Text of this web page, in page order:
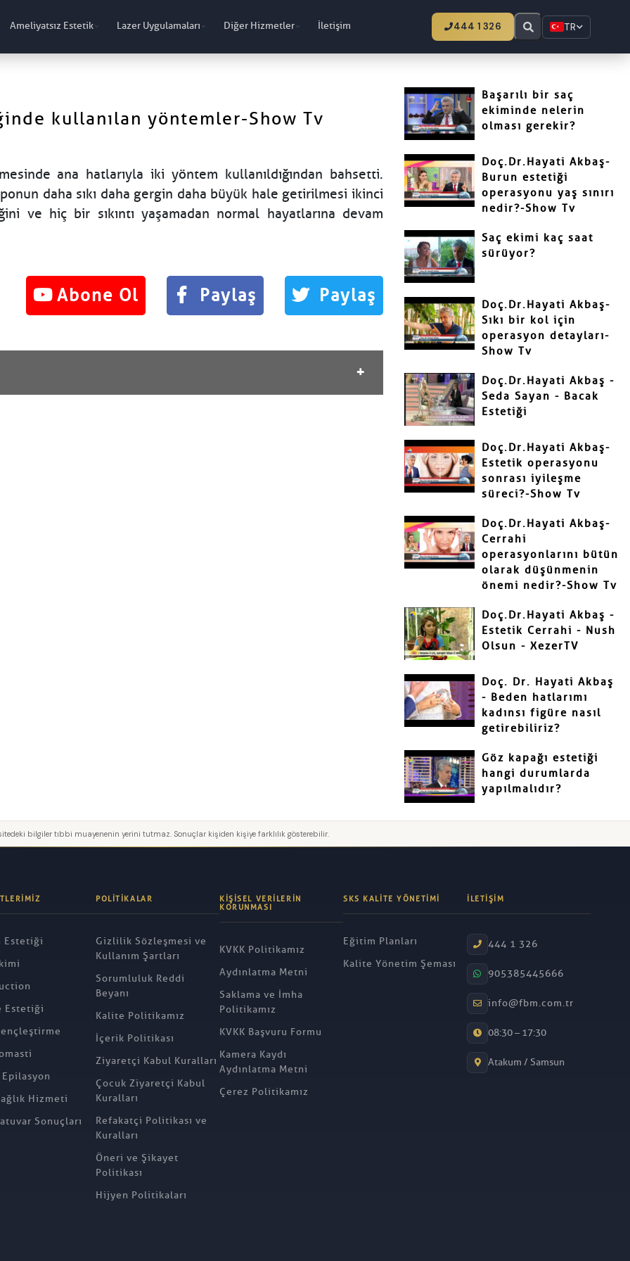
Ameliyatsız Estetik Lazer Uygulamaları Diğer Hizmetler İletişim 444 1 326 TR
kullanılan yöntemler-Show Tv
ana hatlarıyla iki yöntem kullanıldığından bahsetti.
daha sıkı daha gergin daha büyük hale getirilmesi ikinci
ve hiç bir sıkıntı yaşamadan normal hayatlarına devam
Abone Ol Paylaş Paylaş
Başarılı bir saç
ekiminde nelerin
olması gerekir?
Doç.Dr.Hayati Akbaş-
Burun estetiği
operasyonu yaş sınırı
nedir?-Show Tv
Saç ekimi kaç saat
sürüyor?
Doç.Dr.Hayati Akbaş-
Sıkı bir kol için
operasyon detayları-
Show Tv
Doç.Dr.Hayati Akbaş -
Seda Sayan - Bacak
Estetiği
Doç.Dr.Hayati Akbaş-
Estetik operasyonu
sonrası iyileşme
süreci?-Show Tv
Doç.Dr.Hayati Akbaş-
Cerrahi
operasyonlarını bütün
olarak düşünmenin
önemi nedir?-Show Tv
Doç.Dr.Hayati Akbaş -
Estetik Cerrahi - Nush
Olsun - XezerTV
Doç. Dr. Hayati Akbaş
- Beden hatlarımı
kadınsı figüre nasıl
getirebiliriz?
Göz kapağı estetiği
hangi durumlarda
yapılmalıdır?
bilgiler tıbbi muayenenin yerini tutmaz. Sonuçlar kişiden kişiye farklılık gösterebilir.
Estetiği
Estetiği
Epilasyon
Hizmeti
Sonuçları
POLITIKALAR
Gizlilik Sözleşmesi ve
Kullanım Şartları
Sorumluluk Reddi
Beyanı
Kalite Politikamız
İçerik Politikası
Ziyaretçi Kabul Kuralları
Çocuk Ziyaretçi Kabul
Kuralları
Refakatçi Politikası ve
Kuralları
Öneri ve Şikayet
Politikası
Hijyen Politikaları
KIŞISEL VERILERIN
KORUNMASI
KVKK Politikamız
Aydınlatma Metni
Saklama ve İmha
Politikamız
KVKK Başvuru Formu
Kamera Kaydı
Aydınlatma Metni
Çerez Politikamız
SKS KALITE YÖNETIMI
Eğitim Planları
Kalite Yönetim Şeması
İLETIŞIM
444 1 326
905385445666
info@fbm.com.tr
08:30 – 17:30
Atakum / Samsun